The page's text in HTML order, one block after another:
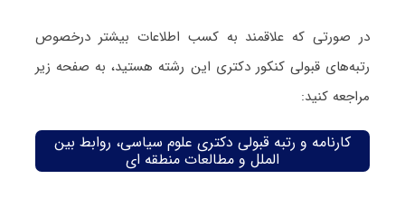
در صورتی که علاقمند به کسب اطلاعات بیشتر درخصوص
رتبه‌های قبولی کنکور دکتری این رشته هستید، به صفحه زیر
مراجعه کنید:
کارنامه و رتبه قبولی دکتری علوم سیاسی، روابط بین
الملل و مطالعات منطقه ای